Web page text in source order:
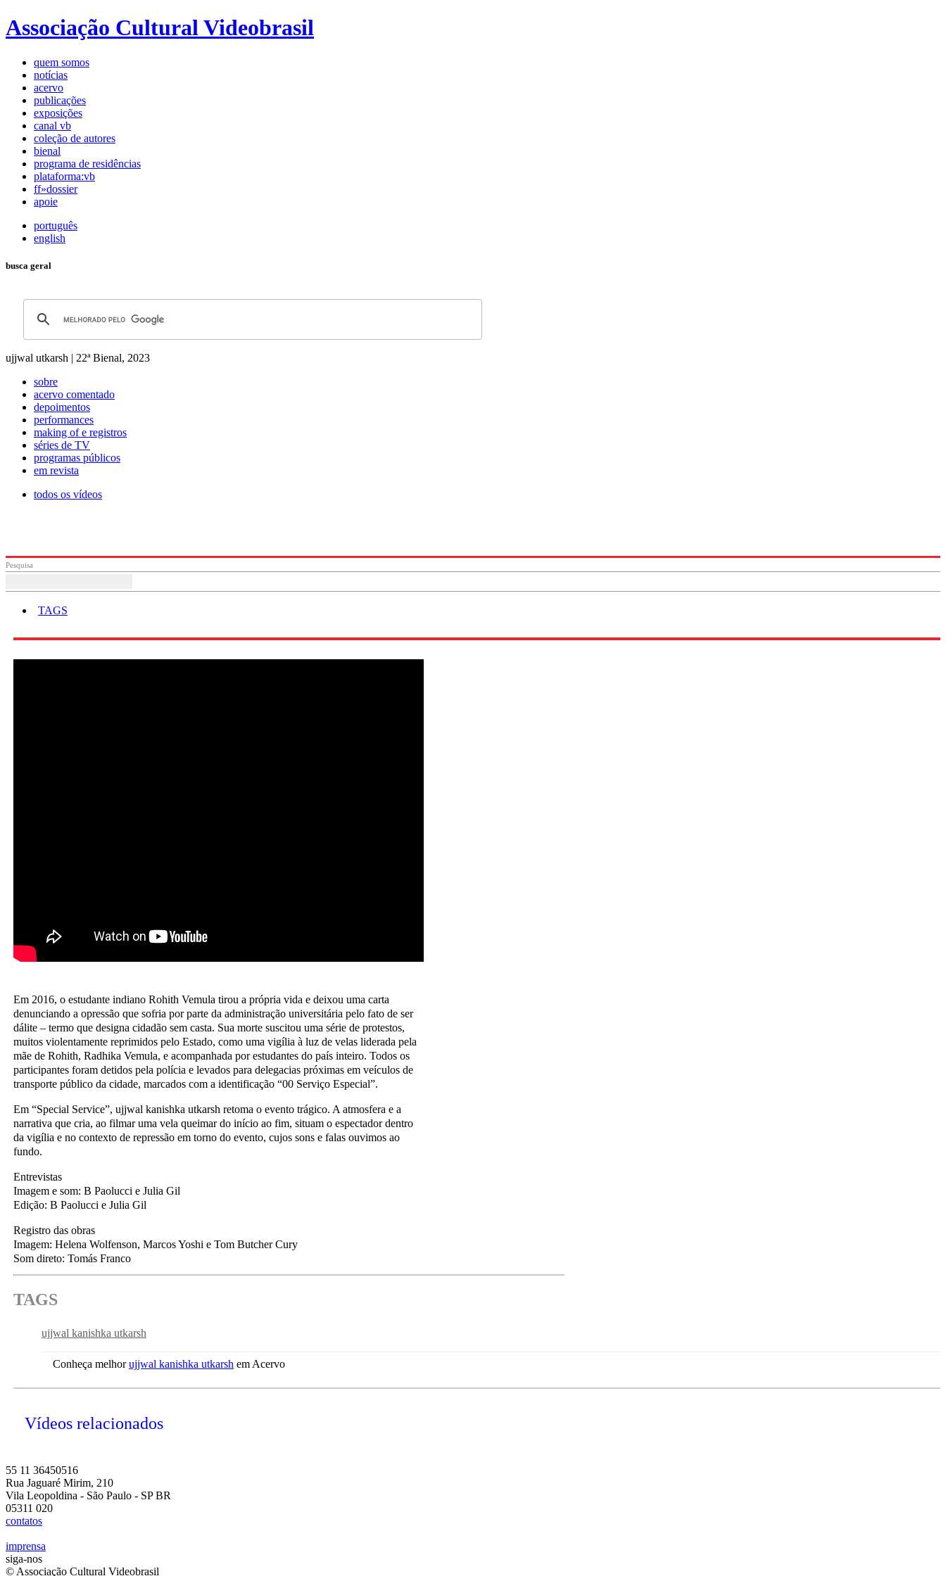
Associação Cultural Videobrasil
quem somos
notícias
acervo
publicações
exposições
canal vb
coleção de autores
bienal
programa de residências
plataforma:vb
ff»dossier
apoie
português
english
busca geral
ujjwal utkarsh | 22ª Bienal, 2023
sobre
acervo comentado
depoimentos
performances
making of e registros
séries de TV
programas públicos
em revista
todos os vídeos
Pesquisa
TAGS
Em 2016, o estudante indiano Rohith Vemula tirou a própria vida e deixou uma carta
denunciando a opressão que sofria por parte da administração universitária pelo fato de ser
dálite – termo que designa cidadão sem casta. Sua morte suscitou uma série de protestos,
muitos violentamente reprimidos pelo Estado, como uma vigília à luz de velas liderada pela
mãe de Rohith, Radhika Vemula, e acompanhada por estudantes do país inteiro. Todos os
participantes foram detidos pela polícia e levados para delegacias próximas em veículos de
transporte público da cidade, marcados com a identificação “00 Serviço Especial”.
Em “Special Service”, ujjwal kanishka utkarsh retoma o evento trágico. A atmosfera e a
narrativa que cria, ao filmar uma vela queimar do início ao fim, situam o espectador dentro
da vigília e no contexto de repressão em torno do evento, cujos sons e falas ouvimos ao
fundo.
Entrevistas
Imagem e som: B Paolucci e Julia Gil
Edição: B Paolucci e Julia Gil
Registro das obras
Imagem: Helena Wolfenson, Marcos Yoshi e Tom Butcher Cury
Som direto: Tomás Franco
TAGS
ujjwal kanishka utkarsh
Conheça melhorujjwal kanishka utkarsh em Acervo
Vídeos relacionados
55 11 36450516
Rua Jaguaré Mirim, 210
Vila Leopoldina - São Paulo - SP BR
05311 020
contatos
imprensa
siga-nos
© Associação Cultural Videobrasil